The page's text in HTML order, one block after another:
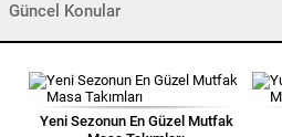
Güncel Konular
Yeni Sezonun En Güzel Mutfak